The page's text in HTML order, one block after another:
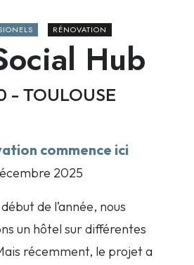
RÉNOVATION
Hub
- TOULOUSE
commence ici
2025
de l’année, nous
un hôtel sur différentes
récemment, le projet a